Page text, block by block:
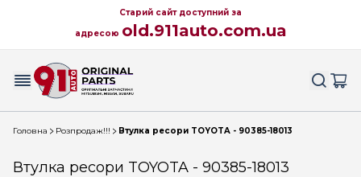
Старий сайт доступний за
адресою old.911auto.com.ua
Головна Розпродаж!!! Втулка ресори TOYOTA - 90385-18013
Втулка ресори TOYOTA - 90385-18013